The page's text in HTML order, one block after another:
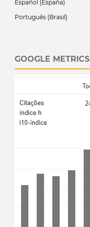
Español (España)
Português (Brasil)
GOOGLE METRICS